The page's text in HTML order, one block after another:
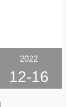
2022
12-16